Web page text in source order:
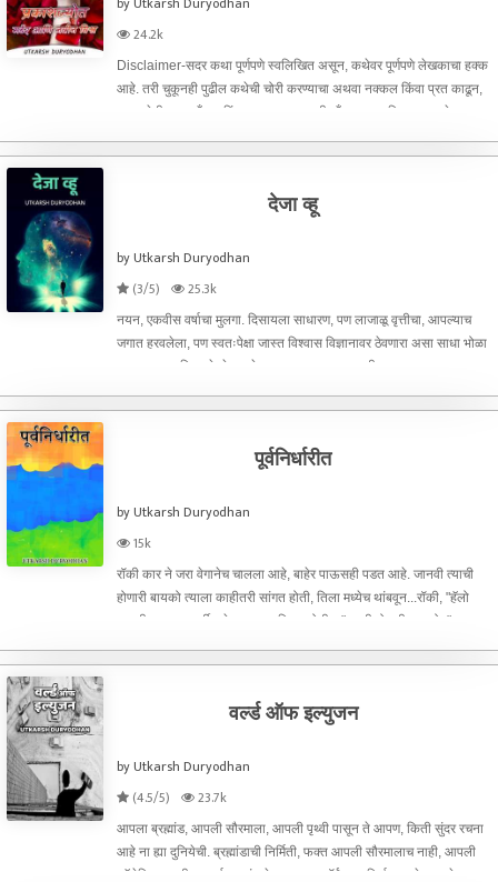
24.2k
Disclaimer-सदर कथा पूर्णपणे स्वलिखित असून, कथेवर पूर्णपणे लेखकाचा हक्क
आहे. तरी चुकूनही पुढील कथेची चोरी करण्याचा अथवा नक्कल किंवा प्रत काढून,
ह्या कथेची ह्याच अँपवर किंवा दुसऱ्या कुठल्याही अँपवर प्रकाशित करू नये, जर
देजा व्हू
by Utkarsh Duryodhan
(3/5)
25.3k
नयन, एकवीस वर्षाचा मुलगा. दिसायला साधारण, पण लाजाळू वृत्तीचा, आपल्याच
जगात हरवलेला, पण स्वतःपेक्षा जास्त विश्वास विज्ञानावर ठेवणारा असा साधा भोळा
मुलगा. त्याला मित्र तेवढे न्हवतेच, पण त्याचा जुळा भाऊही त्याच्याच वयाचा,
पूर्वनिर्धारीत
by Utkarsh Duryodhan
15k
रॉकी कार ने जरा वेगानेच चालला आहे, बाहेर पाऊसही पडत आहे. जानवी त्याची
होणारी बायको त्याला काहीतरी सांगत होती, तिला मध्येच थांबवून...रॉकी, "हॅलो
जानवी, तू आज पार्टीमध्ये खूप खास दिसत होतीस."त्याची होणारी बायको, "माझ्या
वर्ल्ड ऑफ इल्युजन
by Utkarsh Duryodhan
(4.5/5)
23.7k
आपला ब्रह्मांड, आपली सौरमाला, आपली पृथ्वी पासून ते आपण, किती सुंदर रचना
आहे ना ह्या दुनियेची. ब्रह्मांडाची निर्मिती, फक्त आपली सौरमालाच नाही, आपली
ग्लॅलेक्सिच नाही तर पूर्ण ब्रह्मांड हे फक्त एका पॉईंटतुन निर्माण झालेला आहे. त्या